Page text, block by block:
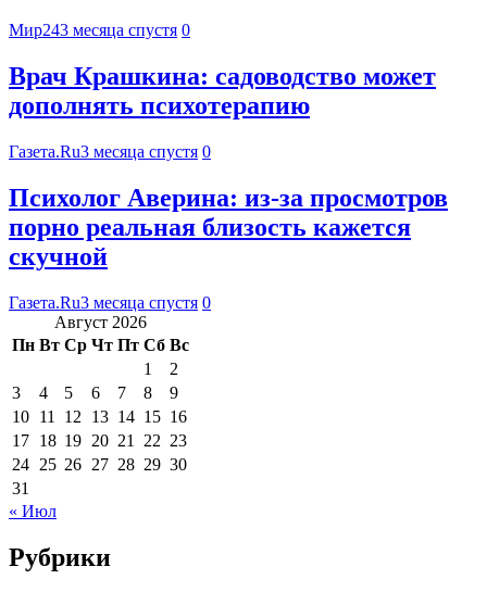
Мир243 месяца спустя 0
Врач Крашкина: садоводство может
дополнять психотерапию
Газета.Ru3 месяца спустя 0
Психолог Аверина: из-за просмотров
порно реальная близость кажется
скучной
Газета.Ru3 месяца спустя 0
Август 2026
Пн Вт Ср Чт Пт Сб Вс
1
2
3
4 5 6 7 8
9
10 11 12 13 14 15 16
17 18 19 20 21 22 23
24 25 26 27 28 29 30
31
« Июл
Рубрики